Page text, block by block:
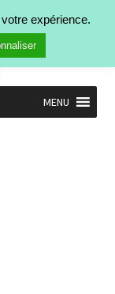
MENU
expérience.